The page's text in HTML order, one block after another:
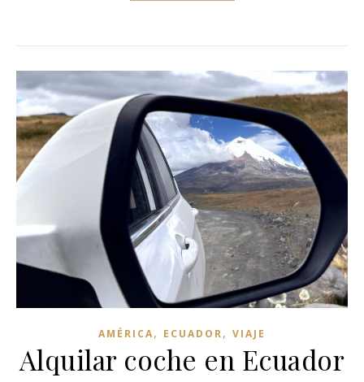
AMÉRICA, ECUADOR, VIAJE
Alquilar coche en Ecuador